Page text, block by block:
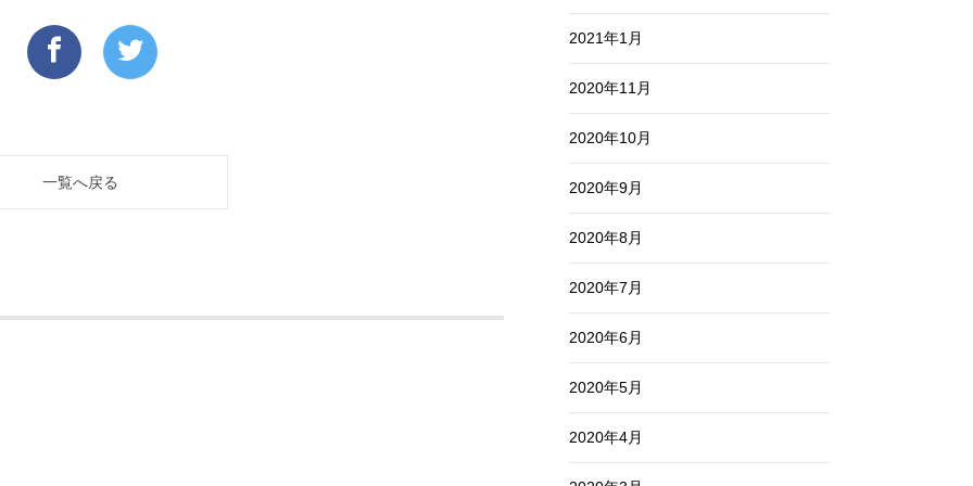
一覧へ戻る
2021年1月
2020年11月
2020年10月
2020年9月
2020年8月
2020年7月
2020年6月
2020年5月
2020年4月